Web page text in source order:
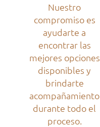
Nuestro
compromiso es
ayudarte a
encontrar las
mejores opciones
disponibles y
brindarte
acompañamiento
durante todo el
proceso.